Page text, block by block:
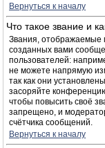
Вернуться к началу
Что такое звание и
Звания, отображаемые
созданных вами
пользователей:
не можете напрямую
так как они
засоряйте
чтобы повысить своё
запрещено, и
счётчика сообщений.
Вернуться к началу